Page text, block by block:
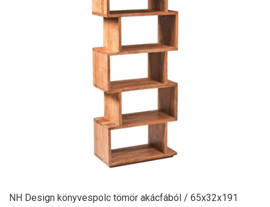
NH Design könyvespolc tömör akácfából / 65x32x191